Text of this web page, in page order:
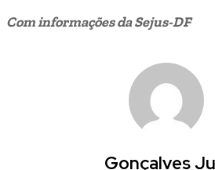
Com informações da Sejus-DF
Gonçalves